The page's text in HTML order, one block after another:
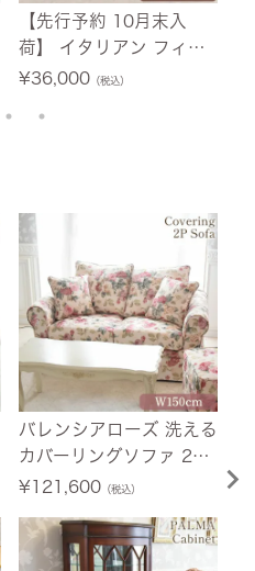
【先行予約 10月末入
荷】 イタリアン フィオ
ーレ オットマン スツー
¥36,000（税込）
バレンシアローズ 洗える
カバーリングソファ 2人
掛け(2P) 薔薇 幅150cm
ス付】
¥121,600（税込） ¥